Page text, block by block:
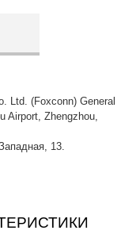
Ltd. (Foxconn) General
Airport, Zhengzhou,
13.